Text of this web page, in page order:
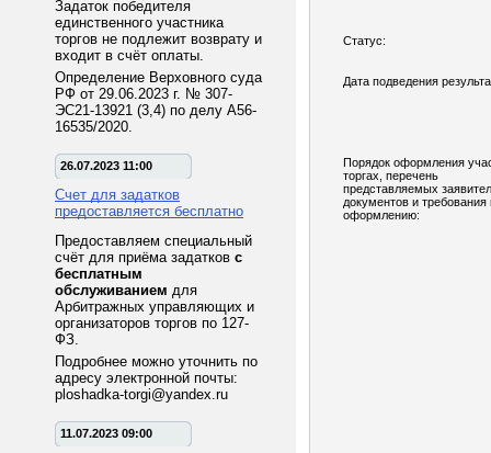
Задаток победителя
единственного участника
торгов не подлежит возврату и
входит в счёт оплаты.
Определение Верховного суда
РФ от 29.06.2023 г. № 307-
ЭС21-13921 (3,4) по делу А56-
16535/2020.
26.07.2023 11:00
Счет для задатков
предоставляется бесплатно
Предоставляем специальный
счёт для приёма задатков с
бесплатным
обслуживанием для
Арбитражных управляющих и
организаторов торгов по 127-
ФЗ.
Подробнее можно уточнить по
адресу электронной почты:
ploshadka-torgi@yandex.ru
11.07.2023 09:00
Статус:
Дата подведения
Порядок оформления
торгах, перечень
представляемых
документов и требования
оформлению: